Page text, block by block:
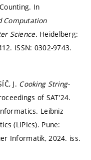
In
Computation
Science. Heidelberg:
ISSN: 0302-9743.
J. Cooking String-
of SAT'24.
Leibniz
(LIPIcs). Pune:
Informatik, 2024. iss.